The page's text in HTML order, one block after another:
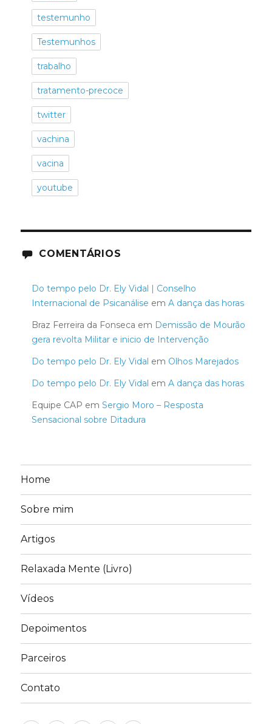
testemunho
Testemunhos
trabalho
tratamento-precoce
twitter
vachina
vacina
youtube
COMENTÁRIOS
Do tempo pelo Dr. Ely Vidal | Conselho
Internacional de Psicanálise em A dança das horas
Braz Ferreira da Fonseca em Demissão de Mourão
gera revolta Militar e inicio de Intervenção
Do tempo pelo Dr. Ely Vidal em Olhos Marejados
Do tempo pelo Dr. Ely Vidal em A dança das horas
Equipe CAP em Sergio Moro – Resposta
Sensacional sobre Ditadura
Home
Sobre mim
Artigos
Relaxada Mente (Livro)
Vídeos
Depoimentos
Parceiros
Contato